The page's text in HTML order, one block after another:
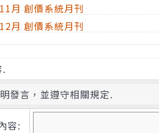
月 創價系統月刊
月 創價系統月刊
發言，並遵守相關規定.
容: